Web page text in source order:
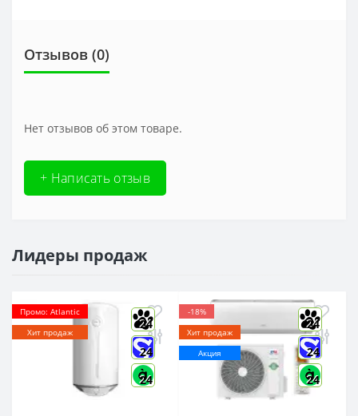
Отзывов (0)
Нет отзывов об этом товаре.
+ Написать отзыв
Лидеры продаж
Промо: Atlantic
Хит продаж
24
24
24
-18%
Хит продаж
Акция
24
24
24